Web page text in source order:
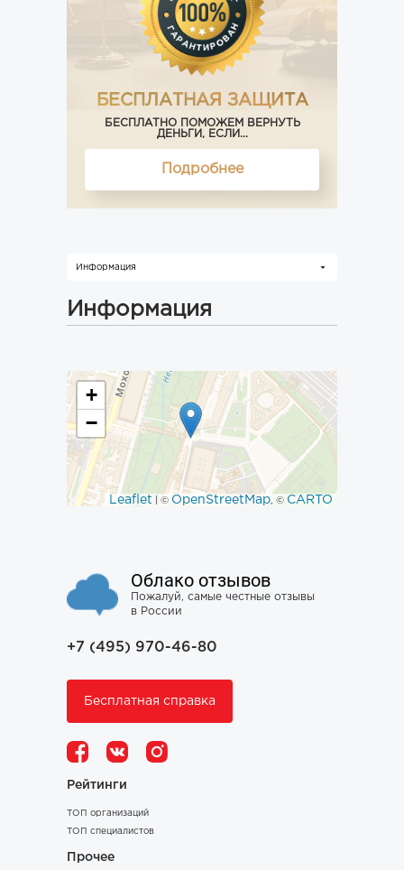
БЕСПЛАТНАЯ ЗАЩИТА
БЕСПЛАТНО ПОМОЖЕМ ВЕРНУТЬ
ДЕНЬГИ, ЕСЛИ...
Подробнее
Информация
Информация
+
−
Leaflet | © OpenStreetMap, © CARTO
Облако отзывов
Пожалуй, самые честные отзывы
в России
+7 (495) 970-46-80
Бесплатная справка
Рейтинги
ТОП организаций
ТОП специалистов
Прочее